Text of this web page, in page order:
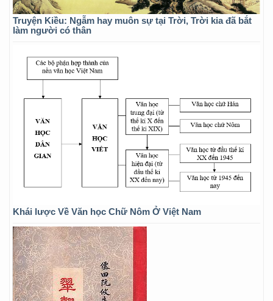
Truyện Kiều: Ngẫm hay muôn sự tại Trời, Trời kia đã bắt
làm người có thân
Khái lược Về Văn học Chữ Nôm Ở Việt Nam